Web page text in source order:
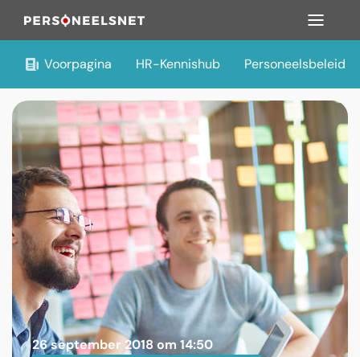
Voorpagina HR-Kennishub Personeelsbeleid
26 september 2018 om 14:50